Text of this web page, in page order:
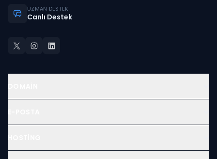
UZMAN DESTEK
Canlı Destek